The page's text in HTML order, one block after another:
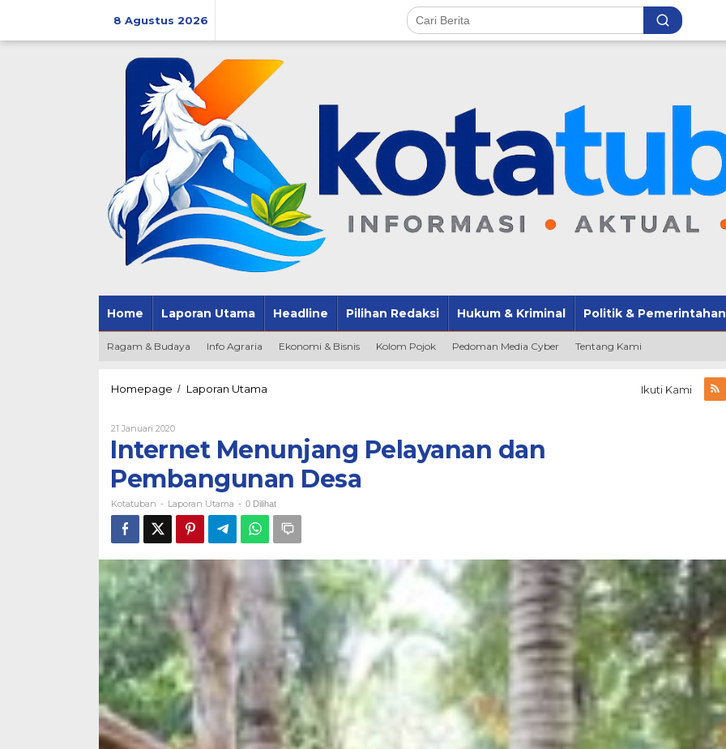
8 Agustus 2026
Home Laporan Utama Headline Pilihan Redaksi Hukum & Kriminal Politik & Pemerintahan
Ragam & Budaya Info Agraria Ekonomi & Bisnis Kolom Pojok Pedoman Media Cyber Tentang Kami
Homepage / Laporan Utama
Pembangunan
Desa
Ikuti Kami
21 Januari 2020Oleh
Kotatuban
Internet Menunjang Pelayanan dan
Pembangunan Desa
Kotatuban - Laporan Utama - 0 Dilihat